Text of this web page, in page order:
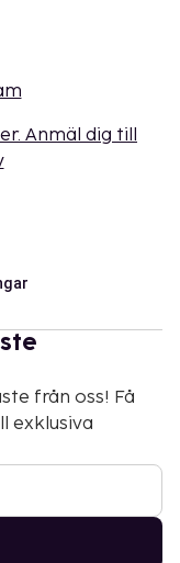
Anmäl dig till
från oss! Få
exklusiva